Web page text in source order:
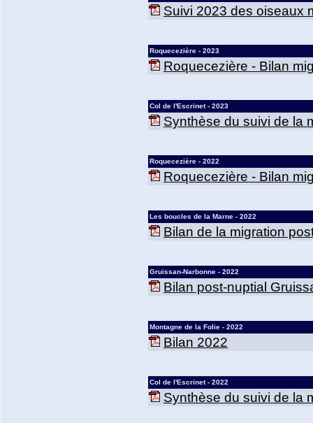
Suivi 2023 des oiseaux
Roquecezière - 2023
Roquecezière - Bilan
Col de l'Escrinet - 2023
Synthèse du suivi de la
Roquecezière - 2022
Roquecezière - Bilan
Les boucles de la Marne - 2022
Bilan de la migration
Gruissan-Narbonne - 2022
Bilan post-nuptial
Montagne de la Folie - 2022
Bilan 2022
Col de l'Escrinet - 2022
Synthèse du suivi de la